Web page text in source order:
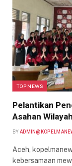
TOP NEWS
Pelantikan
Asahan
BY
Aceh,
kebersamaan